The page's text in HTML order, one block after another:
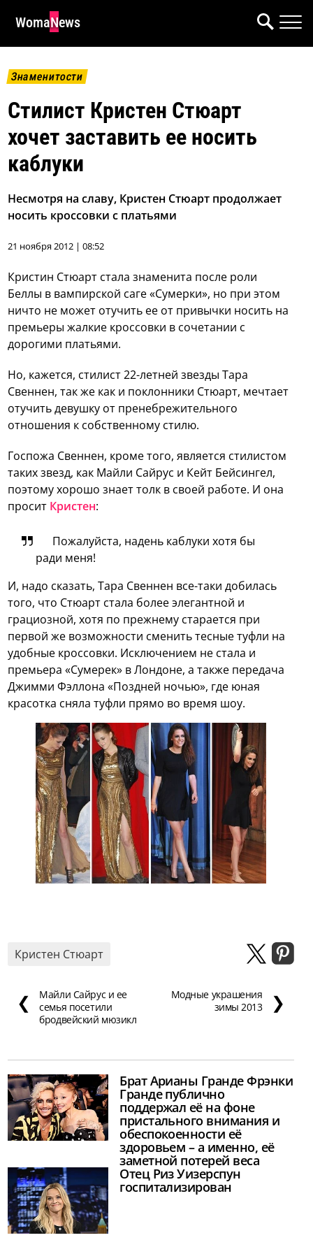
WomaNews
Знаменитости
Стилист Кристен Стюарт
хочет заставить ее носить
каблуки
Несмотря на славу, Кристен Стюарт продолжает
носить кроссовки с платьями
21 ноября 2012 | 08:52
Кристин Стюарт стала знаменита после роли
Беллы в вампирской саге «Сумерки», но при этом
ничто не может отучить ее от привычки носить на
премьеры жалкие кроссовки в сочетании с
дорогими платьями.
Но, кажется, стилист 22-летней звезды Тара
Свеннен, так же как и поклонники Стюарт, мечтает
отучить девушку от пренебрежительного
отношения к собственному стилю.
Госпожа Свеннен, кроме того, является стилистом
таких звезд, как Майли Сайрус и Кейт Бейсингел,
поэтому хорошо знает толк в своей работе. И она
просит Кристен:
Пожалуйста, надень каблуки хотя бы
ради меня!
И, надо сказать, Тара Свеннен все-таки добилась
того, что Стюарт стала более элегантной и
грациозной, хотя по прежнему старается при
первой же возможности сменить тесные туфли на
удобные кроссовки. Исключением не стала и
премьера «Сумерек» в Лондоне, а также передача
Джимми Фэллона «Поздней ночью», где юная
красотка сняла туфли прямо во время шоу.
Кристен Стюарт
❮
Майли Сайрус и ее
семья посетили
бродвейский мюзикл
Модные украшения
зимы 2013
❯
Брат Арианы Гранде Фрэнки
Гранде публично
поддержал её на фоне
пристального внимания и
обеспокоенности её
здоровьем – а именно, её
заметной потерей веса
Отец Риз Уизерспун
госпитализирован